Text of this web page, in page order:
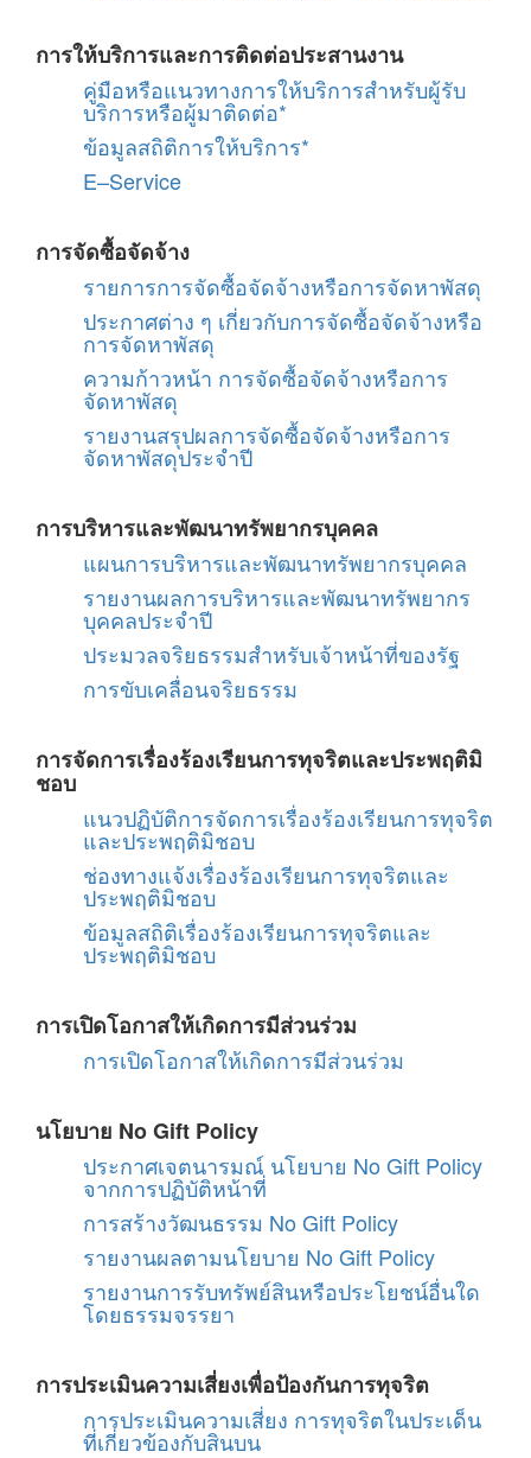
การให้บริการและการติดต่อประสานงาน
คู่มือหรือแนวทางการให้บริการสำหรับผู้รับ
บริการหรือผู้มาติดต่อ*
ข้อมูลสถิติการให้บริการ*
E–Service
การจัดซื้อจัดจ้าง
รายการการจัดซื้อจัดจ้างหรือการจัดหาพัสดุ
ประกาศต่าง ๆ เกี่ยวกับการจัดซื้อจัดจ้างหรือ
การจัดหาพัสดุ
ความก้าวหน้า การจัดซื้อจัดจ้างหรือการ
จัดหาพัสดุ
รายงานสรุปผลการจัดซื้อจัดจ้างหรือการ
จัดหาพัสดุประจําปี
การบริหารและพัฒนาทรัพยากรบุคคล
แผนการบริหารและพัฒนาทรัพยากรบุคคล
รายงานผลการบริหารและพัฒนาทรัพยากร
บุคคลประจําปี
ประมวลจริยธรรมสําหรับเจ้าหน้าที่ของรัฐ
การขับเคลื่อนจริยธรรม
การจัดการเรื่องร้องเรียนการทุจริตและประพฤติมิ
ชอบ
แนวปฏิบัติการจัดการเรื่องร้องเรียนการทุจริต
และประพฤติมิชอบ
ช่องทางแจ้งเรื่องร้องเรียนการทุจริตและ
ประพฤติมิชอบ
ข้อมูลสถิติเรื่องร้องเรียนการทุจริตและ
ประพฤติมิชอบ
การเปิดโอกาสให้เกิดการมีส่วนร่วม
การเปิดโอกาสให้เกิดการมีส่วนร่วม
นโยบาย No Gift Policy
ประกาศเจตนารมณ์ นโยบาย No Gift Policy
จากการปฏิบัติหน้าที่
การสร้างวัฒนธรรม No Gift Policy
รายงานผลตามนโยบาย No Gift Policy
รายงานการรับทรัพย์สินหรือประโยชน์อื่นใด
โดยธรรมจรรยา
การประเมินความเสี่ยงเพื่อป้องกันการทุจริต
การประเมินความเสี่ยง การทุจริตในประเด็น
ที่เกี่ยวข้องกับสินบน